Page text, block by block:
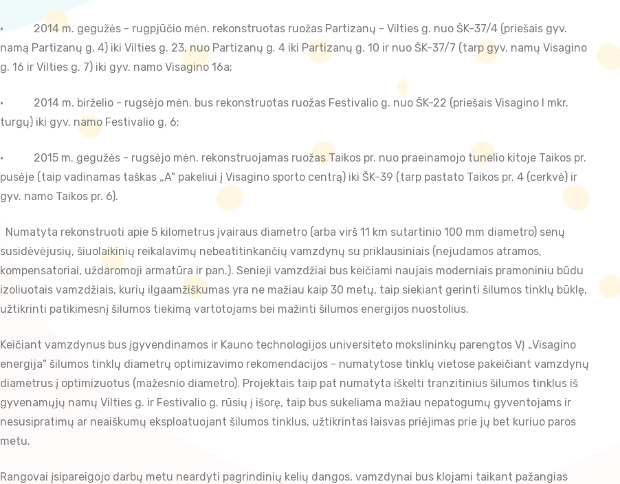
· 2014 m. gegužės - rugpjūčio mėn. rekonstruotas ruožas Partizanų - Vilties g. nuo ŠK-37/4 (priešais gyv.
namą Partizanų g. 4) iki Vilties g. 23, nuo Partizanų g. 4 iki Partizanų g. 10 ir nuo ŠK-37/7 (tarp gyv. namų Visagino
g. 16 ir Vilties g. 7) iki gyv. namo Visagino 16a;
· 2014 m. birželio - rugsėjo mėn. bus rekonstruotas ruožas Festivalio g. nuo ŠK-22 (priešais Visagino I mkr.
turgų) iki gyv. namo Festivalio g. 6;
· 2015 m. gegužės - rugsėjo mėn. rekonstruojamas ruožas Taikos pr. nuo praeinamojo tunelio kitoje Taikos pr.
pusėje (taip vadinamas taškas „A" pakeliui į Visagino sporto centrą) iki ŠK-39 (tarp pastato Taikos pr. 4 (cerkvė) ir
gyv. namo Taikos pr. 6).
Numatyta rekonstruoti apie 5 kilometrus įvairaus diametro (arba virš 11 km sutartinio 100 mm diametro) senų
susidėvėjusių, šiuolaikinių reikalavimų nebeatitinkančių vamzdynų su priklausiniais (nejudamos atramos,
kompensatoriai, uždaromoji armatūra ir pan.). Senieji vamzdžiai bus keičiami naujais moderniais pramoniniu būdu
izoliuotais vamzdžiais, kurių ilgaamžiškumas yra ne mažiau kaip 30 metų, taip siekiant gerinti šilumos tinklų būklę,
užtikrinti patikimesnį šilumos tiekimą vartotojams bei mažinti šilumos energijos nuostolius.
Keičiant vamzdynus bus įgyvendinamos ir Kauno technologijos universiteto mokslininkų parengtos VĮ „Visagino
energija" šilumos tinklų diametrų optimizavimo rekomendacijos - numatytose tinklų vietose pakeičiant vamzdynų
diametrus į optimizuotus (mažesnio diametro). Projektais taip pat numatyta iškelti tranzitinius šilumos tinklus iš
gyvenamųjų namų Vilties g. ir Festivalio g. rūsių į išorę, taip bus sukeliama mažiau nepatogumų gyventojams ir
nesusipratimų ar neaiškumų eksploatuojant šilumos tinklus, užtikrintas laisvas priėjimas prie jų bet kuriuo paros
metu.
Rangovai įsipareigojo darbų metu neardyti pagrindinių kelių dangos, vamzdynai bus klojami taikant pažangias